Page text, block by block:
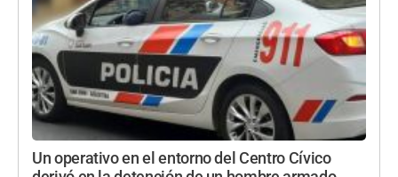
Un operativo en el entorno del Centro Cívico